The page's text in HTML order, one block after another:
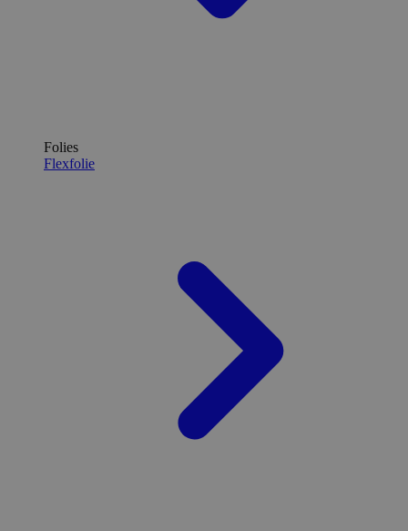
Folies
Flexfolie